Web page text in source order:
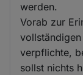
werden.
Vorab zur
verpflichte,
sollst nichts